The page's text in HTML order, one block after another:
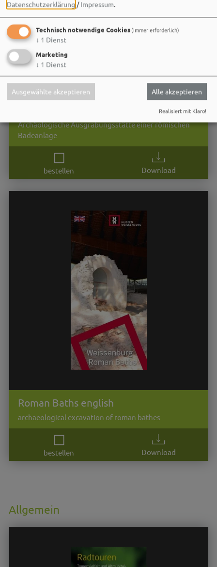
Römische Thermen Weißenburg
Archäologische Ausgrabungsstätte einer römischen
Badeanlage
bestellen Download
Roman Baths english
archaeological excavation of roman bathes
bestellen Download
Allgemein
Datenschutzerklärung /Impressum.
Technisch notwendige Cookies(immer erforderlich)
↓ 1 Dienst
Marketing
↓ 1 Dienst
Ausgewählte akzeptieren Alle akzeptieren
Realisiert mit Klaro!